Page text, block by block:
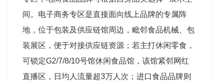
间。电子商务专区是直接面向线上品牌的专属阵
地，位于包装及供应链馆周边，毗邻食品机械、包
装展区，便于对接供应链资源；若主打休闲零食，
可锁定G2/7/8/10号馆休闲食品馆，该馆紧邻网红
直播区，日均人流量超3万人次；进口食品品牌则